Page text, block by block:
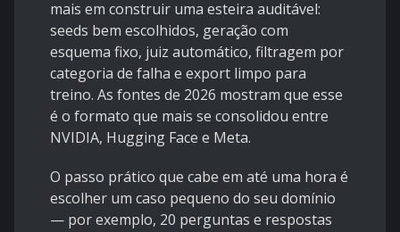
mais em construir uma esteira auditável:
seeds bem escolhidos, geração com
esquema fixo, juiz automático, filtragem por
categoria de falha e export limpo para
treino. As fontes de 2026 mostram que esse
é o formato que mais se consolidou entre
NVIDIA, Hugging Face e Meta.
O passo prático que cabe em até uma hora é
escolher um caso pequeno do seu domínio
— por exemplo, 20 perguntas e respostas